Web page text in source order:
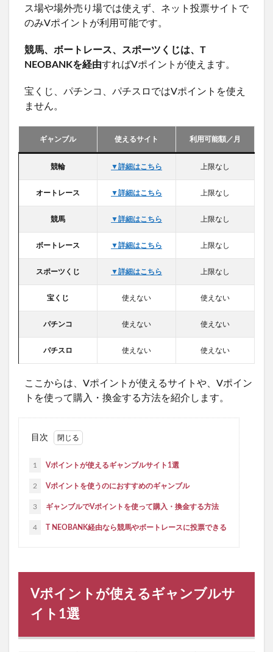
ス場や場外売り場では使えず、ネット投票サイトで
のみVポイントが利用可能です。
競馬、ボートレース、スポーツくじは、T
NEOBANKを経由すればVポイントが使えます。
宝くじ、パチンコ、パチスロではVポイントを使え
ません。
ギャンブル 使えるサイト 利用可能額／月
競輪 ▼詳細はこちら 上限なし
オートレース ▼詳細はこちら 上限なし
競馬 ▼詳細はこちら 上限なし
ボートレース ▼詳細はこちら 上限なし
スポーツくじ ▼詳細はこちら 上限なし
宝くじ 使えない 使えない
パチンコ 使えない 使えない
パチスロ 使えない 使えない
ここからは、Vポイントが使えるサイトや、Vポイン
トを使って購入・換金する方法を紹介します。
目次
1 Vポイントが使えるギャンブルサイト1選
2 Vポイントを使うのにおすすめのギャンブル
3 ギャンブルでVポイントを使って購入・換金する方法
4 T NEOBANK経由なら競馬やボートレースに投票できる
Vポイントが使えるギャンブルサ
イト1選